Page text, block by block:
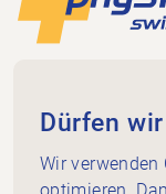
Dammweg 3
3013 Bern
+41 58 255 36 00
info@physioswiss.ch
Dürfen
Wir verwenden